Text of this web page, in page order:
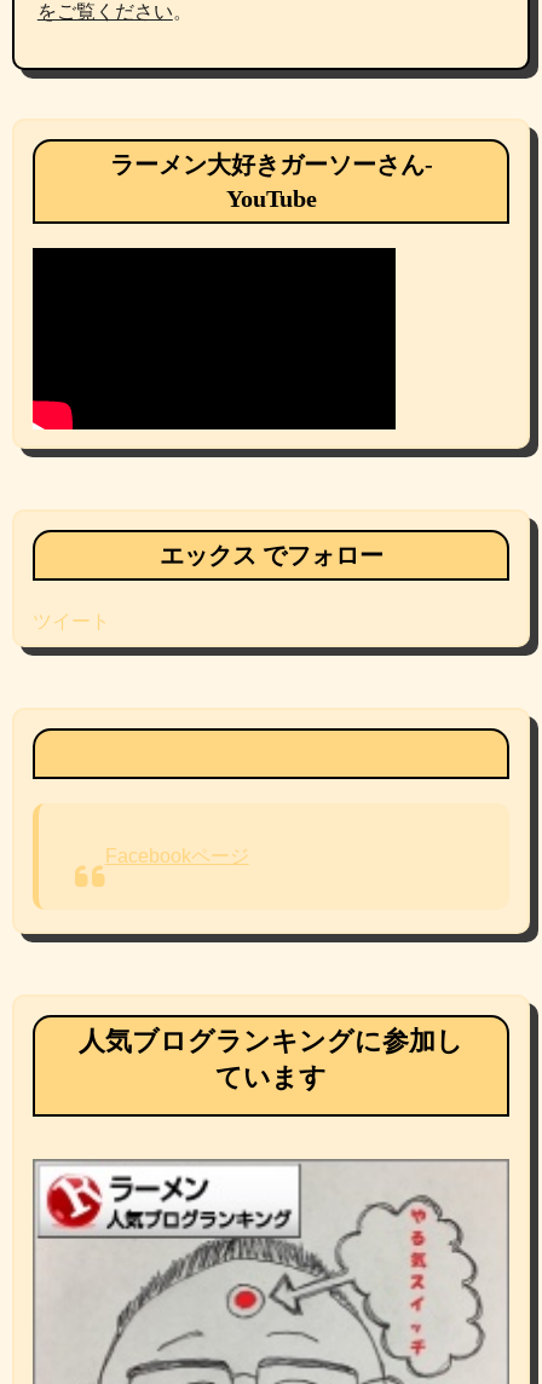
をご覧ください。
ラーメン大好きガーソーさん-
YouTube
エックス でフォロー
ツイート
Facebookページ
人気ブログランキングに参加し
ています